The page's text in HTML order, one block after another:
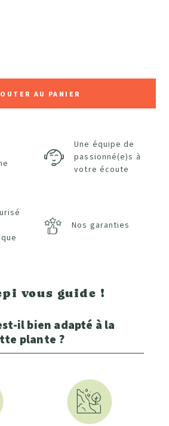
AU PANIER
Une équipe de
passionné(e)s à
votre écoute
Nos garanties
vous guide !
il bien adapté à la
plante ?